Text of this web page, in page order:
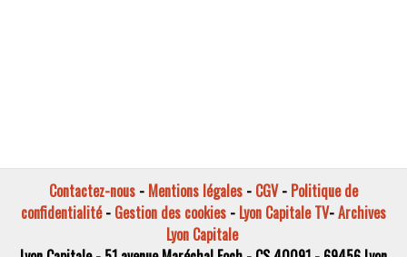
Contactez-nous - Mentions légales - CGV- Politique de
confidentialité- Gestion des cookies - Lyon Capitale TV-Archives
Lyon Capitale